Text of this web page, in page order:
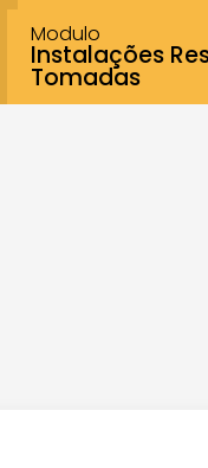
Modulo
Instalações
Tomadas